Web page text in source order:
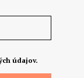
údajov.